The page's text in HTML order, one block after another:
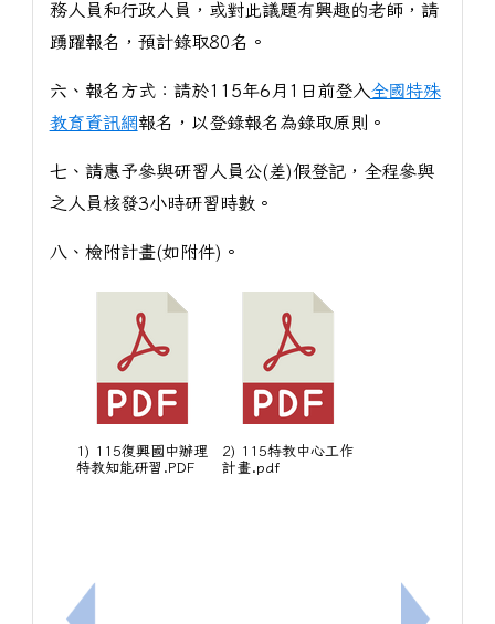
務人員和行政人員，或對此議題有興趣的老師，請
踴躍報名，預計錄取80名。
六、報名方式：請於115年6月1日前登入全國特殊
教育資訊網報名，以登錄報名為錄取原則。
七、請惠予參與研習人員公(差)假登記，全程參與
之人員核發3小時研習時數。
八、檢附計畫(如附件)。
1) 115復興國中辦理
特教知能研習.PDF
2) 115特教中心工作
計畫.pdf